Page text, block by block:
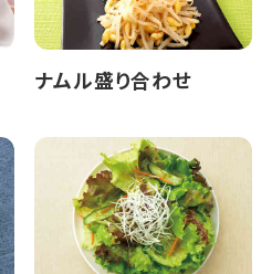
ナムル盛り合わせ